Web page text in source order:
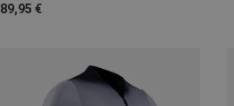
89,95 €